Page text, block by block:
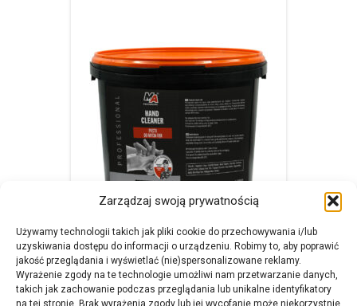
Zarządzaj swoją prywatnością
Używamy technologii takich jak pliki cookie do przechowywania i/lub
uzyskiwania dostępu do informacji o urządzeniu. Robimy to, aby poprawić
jakość przeglądania i wyświetlać (nie)spersonalizowane reklamy.
Wyrażenie zgody na te technologie umożliwi nam przetwarzanie danych,
takich jak zachowanie podczas przeglądania lub unikalne identyfikatory
na tej stronie. Brak wyrażenia zgody lub jej wycofanie może niekorzystnie
Pasta do mycia rąk